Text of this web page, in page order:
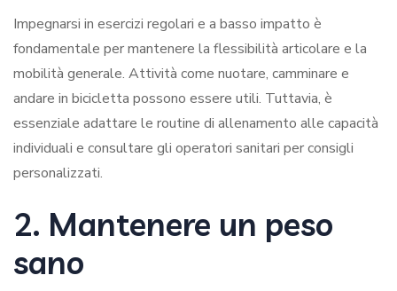
Impegnarsi in esercizi regolari e a basso impatto è
fondamentale per mantenere la flessibilità articolare e la
mobilità generale. Attività come nuotare, camminare e
andare in bicicletta possono essere utili. Tuttavia, è
essenziale adattare le routine di allenamento alle capacità
individuali e consultare gli operatori sanitari per consigli
personalizzati.
2. Mantenere un peso
sano